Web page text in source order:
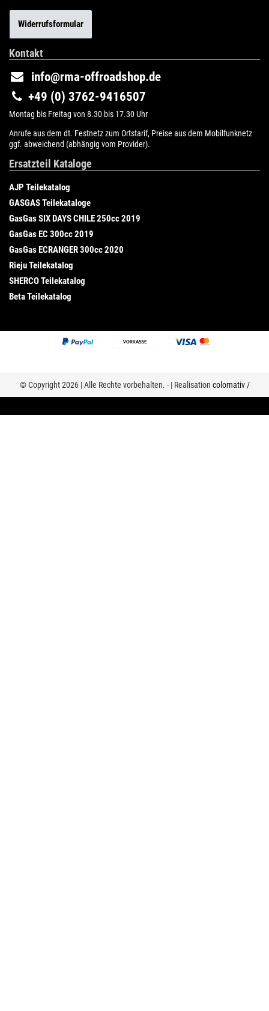
Widerrufsformular
Kontakt
info@rma-offroadshop.de
+49 (0) 3762-9416507
Montag bis Freitag von 8.30 bis 17.30 Uhr
Anrufe aus dem dt. Festnetz zum Ortstarif, Preise aus dem Mobilfunknetz
ggf. abweichend (abhängig vom Provider).
Ersatzteil Kataloge
AJP Teilekatalog
GASGAS Teilekataloge
GasGas SIX DAYS CHILE 250cc 2019
GasGas EC 300cc 2019
GasGas ECRANGER 300cc 2020
Rieju Teilekatalog
SHERCO Teilekatalog
Beta Teilekatalog
© Copyright 2026 | Alle Rechte vorbehalten. - | Realisation colornativ /